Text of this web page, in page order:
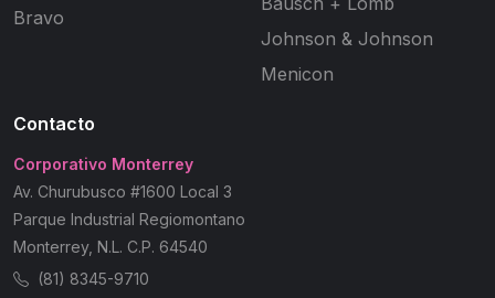
Bravo
Johnson & Johnson
Menicon
Contacto
Corporativo Monterrey
Av. Churubusco #1600 Local 3
Parque Industrial Regiomontano
Monterrey, N.L. C.P. 64540
(81) 8345-9710